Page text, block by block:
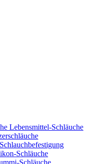
Lebensmittel-Schläuche
Schlauchbefestigung
Schläuche
Schläuche